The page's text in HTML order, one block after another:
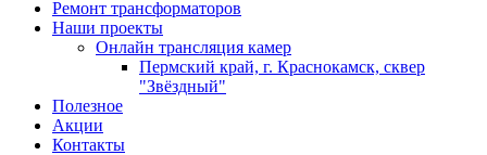
Ремонт трансформаторов
Наши проекты
Онлайн трансляция камер
Пермский край, г. Краснокамск, сквер
"Звёздный"
Полезное
Акции
Контакты